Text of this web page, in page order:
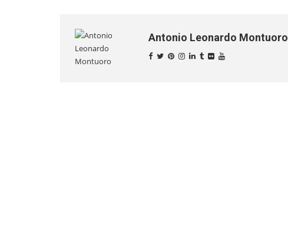
Antonio Leonardo Montuoro